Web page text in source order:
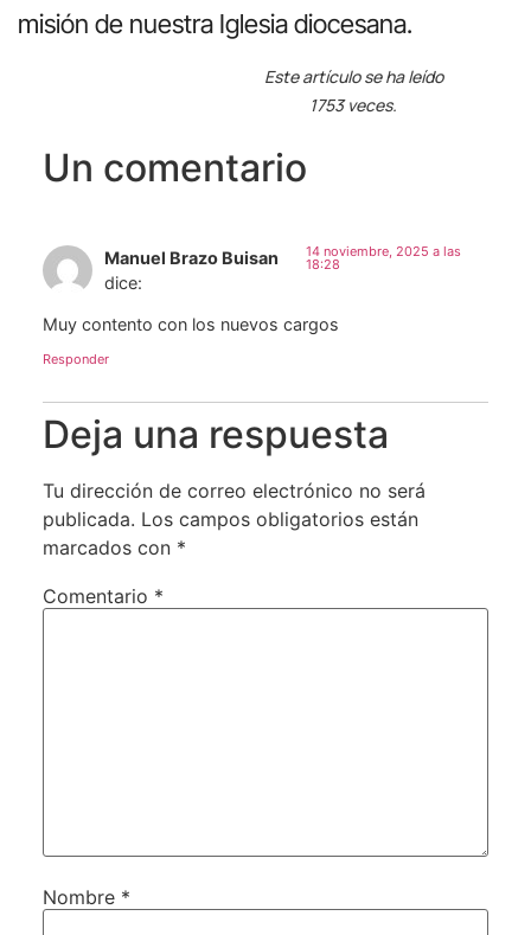
misión de nuestra Iglesia diocesana.
Este artículo se ha leído
1753 veces.
Un comentario
Manuel Brazo Buisan
dice:
14 noviembre, 2025 a las
18:28
Muy contento con los nuevos cargos
Responder
Deja una respuesta
Tu dirección de correo electrónico no será
publicada. Los campos obligatorios están
marcados con *
Comentario *
Nombre *